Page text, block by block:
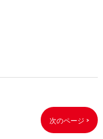
次のページ >